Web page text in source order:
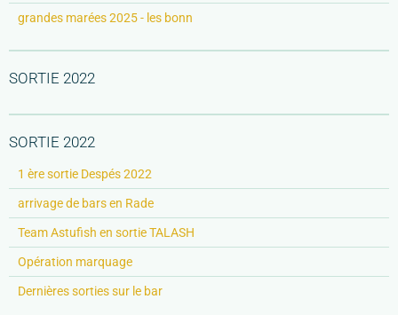
grandes marées 2025 - les bonn
SORTIE 2022
SORTIE 2022
1 ère sortie Despés 2022
arrivage de bars en Rade
Team Astufish en sortie TALASH
Opération marquage
Dernières sorties sur le bar